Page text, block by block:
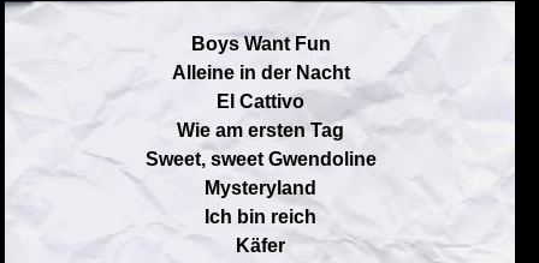
Boys Want Fun
Alleine in der Nacht
El Cattivo
Wie am ersten Tag
Sweet, sweet Gwendoline
Mysteryland
Ich bin reich
Käfer